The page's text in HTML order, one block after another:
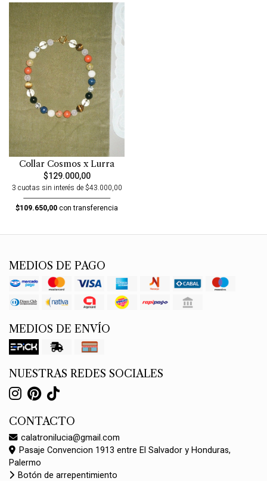
Collar Cosmos x Lurra
$129.000,00
3 cuotas sin interés de $43.000,00
$109.650,00con transferencia
MEDIOS DE PAGO
MEDIOS DE ENVÍO
NUESTRAS REDES SOCIALES
CONTACTO
calatronilucia@gmail.com
Pasaje Convencion 1913 entre El Salvador y Honduras,
Palermo
Botón de arrepentimiento